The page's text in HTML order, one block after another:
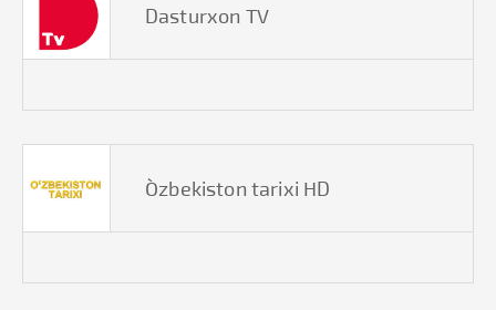
Dasturxon TV
O`zbekiston tarixi HD